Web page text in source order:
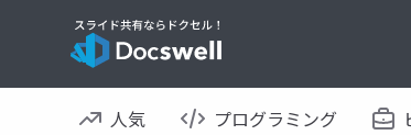
人気 プログラミング